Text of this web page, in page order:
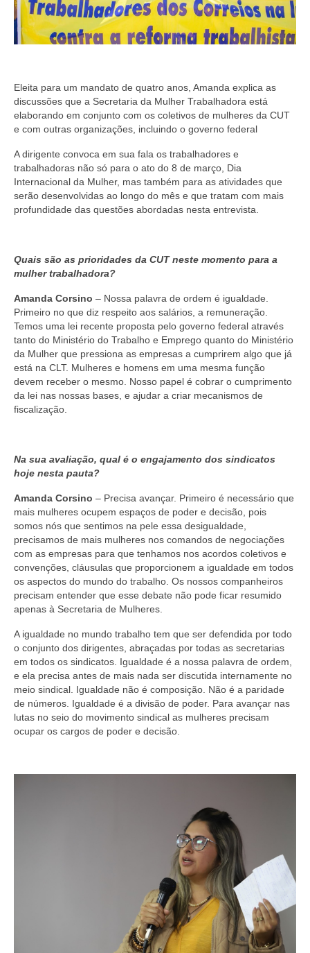
Eleita para um mandato de quatro anos, Amanda explica as
discussões que a Secretaria da Mulher Trabalhadora está
elaborando em conjunto com os coletivos de mulheres da CUT
e com outras organizações, incluindo o governo federal
A dirigente convoca em sua fala os trabalhadores e
trabalhadoras não só para o ato do 8 de março, Dia
Internacional da Mulher, mas também para as atividades que
serão desenvolvidas ao longo do mês e que tratam com mais
profundidade das questões abordadas nesta entrevista.
Quais são as prioridades da CUT neste momento para a
mulher trabalhadora?
Amanda Corsino – Nossa palavra de ordem é igualdade.
Primeiro no que diz respeito aos salários, a remuneração.
Temos uma lei recente proposta pelo governo federal através
tanto do Ministério do Trabalho e Emprego quanto do Ministério
da Mulher que pressiona as empresas a cumprirem algo que já
está na CLT. Mulheres e homens em uma mesma função
devem receber o mesmo. Nosso papel é cobrar o cumprimento
da lei nas nossas bases, e ajudar a criar mecanismos de
fiscalização.
Na sua avaliação, qual é o engajamento dos sindicatos
hoje nesta pauta?
Amanda Corsino – Precisa avançar. Primeiro é necessário que
mais mulheres ocupem espaços de poder e decisão, pois
somos nós que sentimos na pele essa desigualdade,
precisamos de mais mulheres nos comandos de negociações
com as empresas para que tenhamos nos acordos coletivos e
convenções, cláusulas que proporcionem a igualdade em todos
os aspectos do mundo do trabalho. Os nossos companheiros
precisam entender que esse debate não pode ficar resumido
apenas à Secretaria de Mulheres.
A igualdade no mundo trabalho tem que ser defendida por todo
o conjunto dos dirigentes, abraçadas por todas as secretarias
em todos os sindicatos. Igualdade é a nossa palavra de ordem,
e ela precisa antes de mais nada ser discutida internamente no
meio sindical. Igualdade não é composição. Não é a paridade
de números. Igualdade é a divisão de poder. Para avançar nas
lutas no seio do movimento sindical as mulheres precisam
ocupar os cargos de poder e decisão.